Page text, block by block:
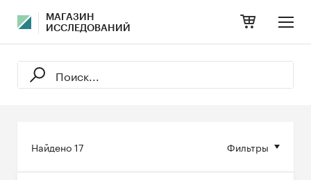
МАГАЗИН
ИССЛЕДОВАНИЙ
Фильтры
Найдено17